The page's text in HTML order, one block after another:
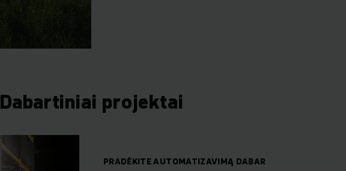
Dabartiniai projektai
PRADĖKITE AUTOMATIZAVIMĄ DABAR